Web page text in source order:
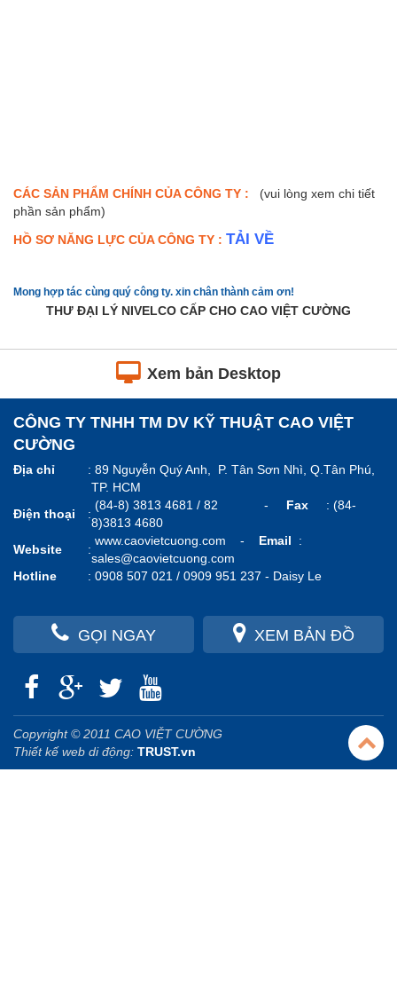
CÁC SẢN PHẨM CHÍNH CỦA CÔNG TY :
(vui lòng xem chi tiết
phần sản phẩm)
HỒ SƠ NĂNG LỰC CỦA CÔNG TY : TẢI VỀ
Mong hợp tác cùng quý công ty. xin chân thành cảm ơn!
THƯ ĐẠI LÝ NIVELCO CẤP CHO CAO VIỆT CƯỜNG
Xem bản Desktop
CÔNG TY TNHH TM DV KỸ THUẬT CAO VIỆT
CƯỜNG
Địa chỉ : 89 Nguyễn Quý Anh, P. Tân Sơn Nhì, Q.Tân Phú,
TP. HCM
Điện thoại
:
(84-8) 3813 4681 / 82 - Fax
: (84-
8)3813 4680
Website
:
www.caovietcuong.com - Email :
sales@caovietcuong.com
Hotline
: 0908 507 021 / 0909 951 237 - Daisy Le
GỌI NGAY XEM BẢN ĐỒ
Copyright © 2011 CAO VIỆT CƯỜNG
Thiết kế web di động: TRUST.vn